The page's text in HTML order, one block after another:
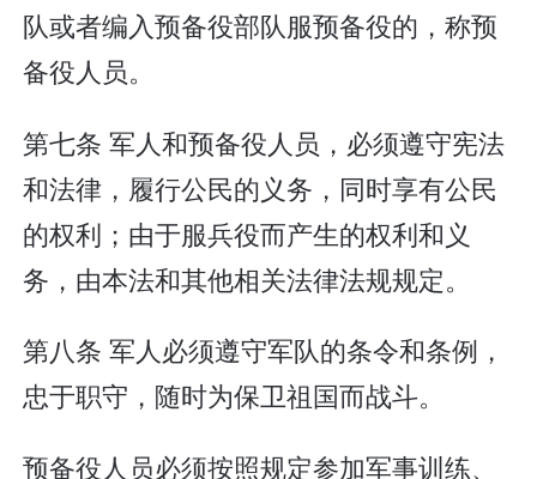
队或者编入预备役部队服预备役的，称预
备役人员。
第七条 军人和预备役人员，必须遵守宪法
和法律，履行公民的义务，同时享有公民
的权利；由于服兵役而产生的权利和义
务，由本法和其他相关法律法规规定。
第八条 军人必须遵守军队的条令和条例，
忠于职守，随时为保卫祖国而战斗。
预备役人员必须按照规定参加军事训练、